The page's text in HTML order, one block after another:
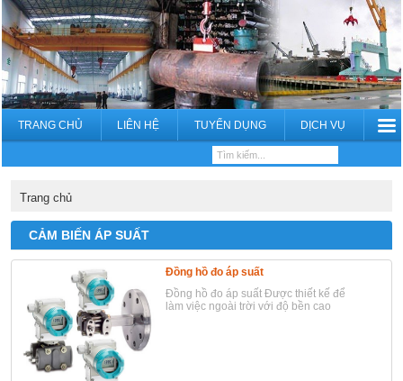
TRANG CHỦ LIÊN HỆ TUYỂN DỤNG DỊCH VỤ
Trang chủ
CẢM BIẾN ÁP SUẤT
Đồng hồ đo áp suất
Đồng hồ đo áp suất Được thiết kế để
làm việc ngoài trời với độ bền cao